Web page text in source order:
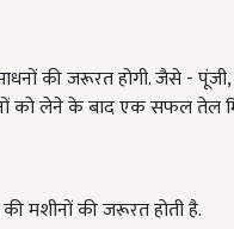
जरूरत होगी. जैसे - पूंजी,
को लेने के बाद एक सफल तेल
मशीनों की जरूरत होती है.